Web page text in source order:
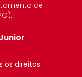
de
os direitos